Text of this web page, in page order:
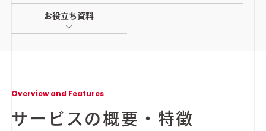
お役立ち資料
Overview and Features
サービスの概要・特徴